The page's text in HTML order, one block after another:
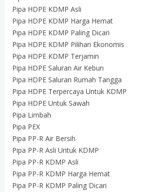
Pipa HDPE KDMP Asli
Pipa HDPE KDMP Harga Hemat
Pipa HDPE KDMP Paling Dicari
Pipa HDPE KDMP Pilihan Ekonomis
Pipa HDPE KDMP Terjamin
Pipa HDPE Saluran Air Kebun
Pipa HDPE Saluran Rumah Tangga
Pipa HDPE Terpercaya Untuk KDMP
Pipa HDPE Untuk Sawah
Pipa Limbah
Pipa PEX
Pipa PP-R Air Bersih
Pipa PP-R Asli Untuk KDMP
Pipa PP-R KDMP Asli
Pipa PP-R KDMP Harga Hemat
Pipa PP-R KDMP Paling Dicari